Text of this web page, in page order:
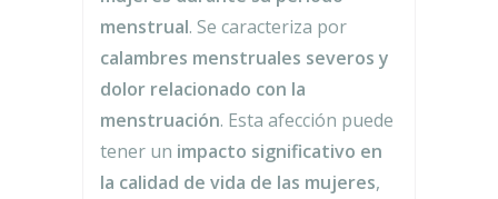
menstrual. Se caracteriza por
calambres menstruales severos y
dolor relacionado con la
menstruación. Esta afección puede
tener un impacto significativo en
la calidad de vida de las mujeres,